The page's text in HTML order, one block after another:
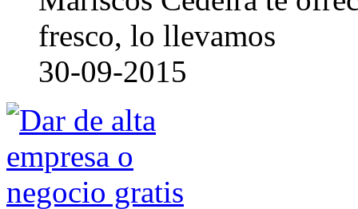
fresco, lo llevamos
30-09-2015